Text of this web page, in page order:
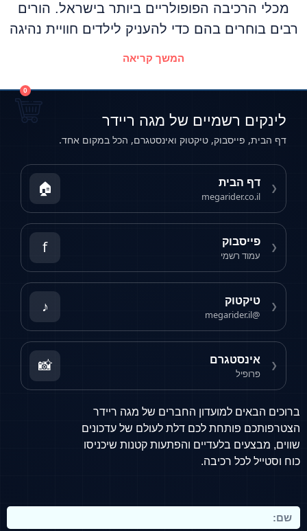
מכלי הרכיבה הפופולריים ביותר בישראל. הורים
רבים בוחרים בהם כדי להעניק לילדים חוויית נהיגה
המשך קריאה
ברוכים הבאים למועדון החברים של מגה ריידר
הצטרפותכם פותחת לכם דלת לעולם של עדכונים
שווים, מבצעים בלעדיים והפתעות קטנות שיכניסו
כוח וסטייל לכל רכיבה.
0
לינקים רשמיים של מגה ריידר
דף הבית, פייסבוק, טיקטוק ואינסטגרם, הכל במקום אחד.
❮ דף הבית
megarider.co.il
🏠
❮ פייסבוק
עמוד רשמי f
❮ טיקטוק
@megarider.il
♪
❮ אינסטגרם
פרופיל 📸